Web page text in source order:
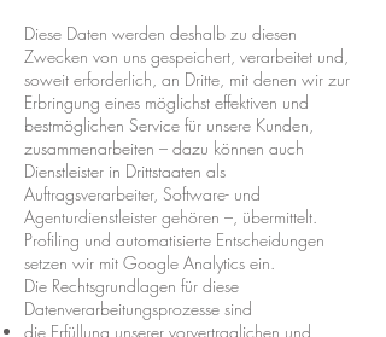
Diese Daten werden deshalb zu diesen
Zwecken von uns gespeichert, verarbeitet und,
soweit erforderlich, an Dritte, mit denen wir zur
Erbringung eines möglichst effektiven und
bestmöglichen Service für unsere Kunden,
zusammenarbeiten – dazu können auch
Dienstleister in Drittstaaten als
Auftragsverarbeiter, Software- und
Agenturdienstleister gehören –, übermittelt.
Profiling und automatisierte Entscheidungen
setzen wir mit Google Analytics ein.
Die Rechtsgrundlagen für diese
Datenverarbeitungsprozesse sind
die Erfüllung unserer vorvertraglichen und